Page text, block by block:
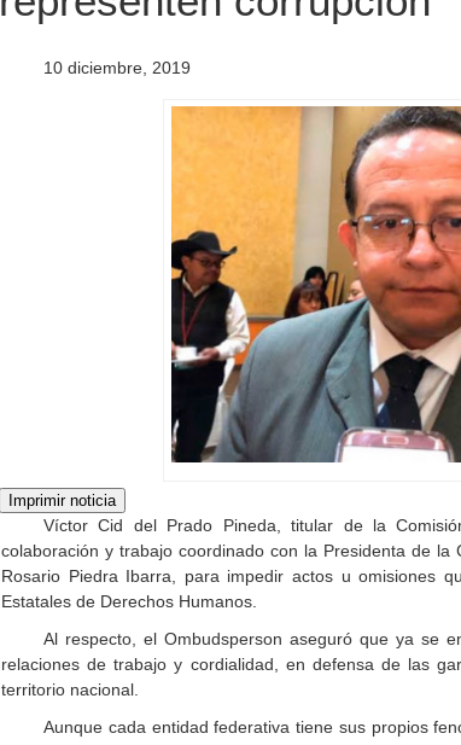
10 diciembre, 2019
Víctor Cid del Prado Pineda, titular de la
colaboración y trabajo coordinado con la Presidenta de la
Rosario Piedra Ibarra, para impedir actos u omisiones
Estatales de Derechos Humanos.
Al respecto, el Ombudsperson aseguró que ya se
relaciones de trabajo y cordialidad, en defensa de las
territorio nacional.
Aunque cada entidad federativa tiene sus propios